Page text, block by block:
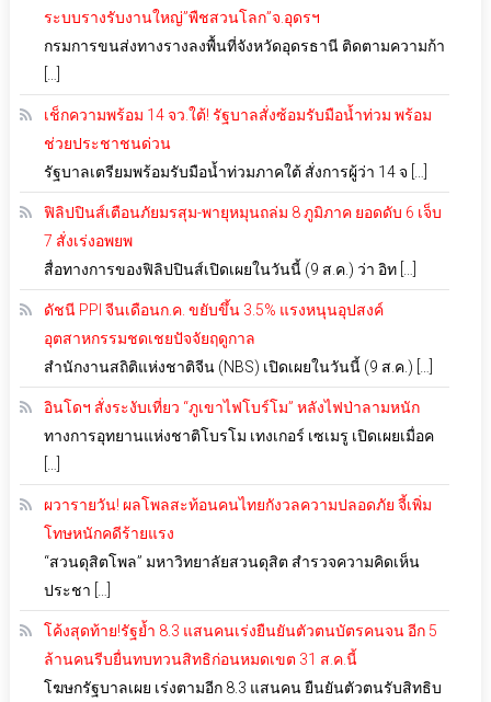
ระบบรางรับงานใหญ่”พืชสวนโลก”จ.อุดรฯ
กรมการขนส่งทางรางลงพื้นที่จังหวัดอุดรธานี ติดตามความก้า
[…]
เช็กความพร้อม 14 จว.ใต้! รัฐบาลสั่งซ้อมรับมือน้ำท่วม พร้อม
ช่วยประชาชนด่วน
รัฐบาลเตรียมพร้อมรับมือน้ำท่วมภาคใต้ สั่งการผู้ว่า 14 จ […]
ฟิลิปปินส์เตือนภัยมรสุม-พายุหมุนถล่ม 8 ภูมิภาค ยอดดับ 6 เจ็บ
7 สั่งเร่งอพยพ
สื่อทางการของฟิลิปปินส์เปิดเผยในวันนี้ (9 ส.ค.) ว่า อิท […]
ดัชนี PPI จีนเดือนก.ค. ขยับขึ้น 3.5% แรงหนุนอุปสงค์
อุตสาหกรรมชดเชยปัจจัยฤดูกาล
สำนักงานสถิติแห่งชาติจีน (NBS) เปิดเผยในวันนี้ (9 ส.ค.) […]
อินโดฯ สั่งระงับเที่ยว “ภูเขาไฟโบร์โม” หลังไฟป่าลามหนัก
ทางการอุทยานแห่งชาติโบรโม เทงเกอร์ เซเมรู เปิดเผยเมื่อค
[…]
ผวารายวัน! ผลโพลสะท้อนคนไทยกังวลความปลอดภัย จี้เพิ่ม
โทษหนักคดีร้ายแรง
“สวนดุสิตโพล” มหาวิทยาลัยสวนดุสิต สำรวจความคิดเห็น
ประชา […]
โค้งสุดท้าย!รัฐย้ำ 8.3 แสนคนเร่งยืนยันตัวตนบัตรคนจน อีก 5
ล้านคนรีบยื่นทบทวนสิทธิก่อนหมดเขต 31 ส.ค.นี้
โฆษกรัฐบาลเผย เร่งตามอีก 8.3 แสนคน ยืนยันตัวตนรับสิทธิบ